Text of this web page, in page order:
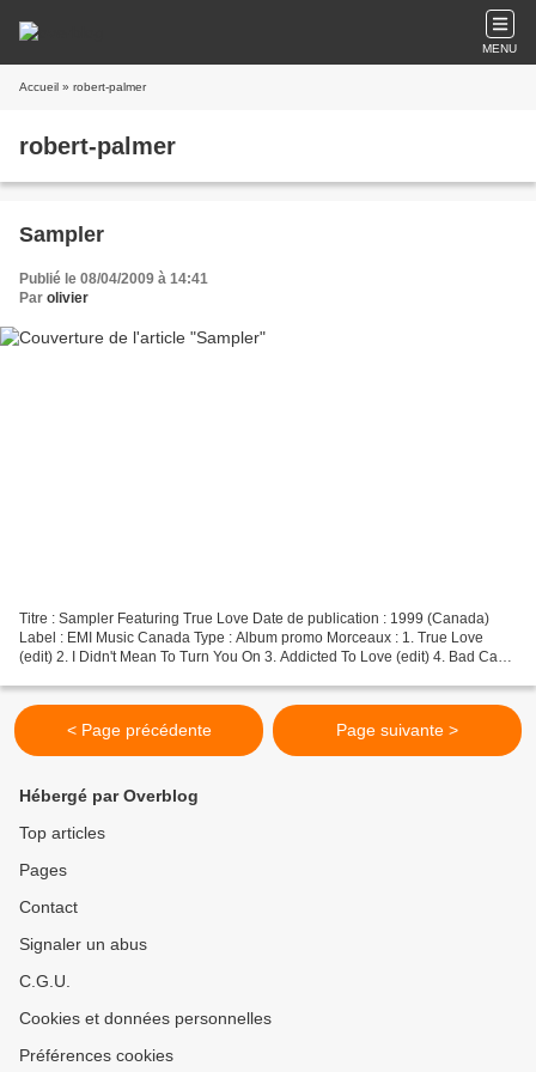
MENU
Accueil » robert-palmer
robert-palmer
Sampler
Publié le 08/04/2009 à 14:41
Par olivier
Titre : Sampler Featuring True Love Date de publication : 1999 (Canada)
Label : EMI Music Canada Type : Album promo Morceaux : 1. True Love
(edit) 2. I Didn't Mean To Turn You On 3. Addicted To Love (edit) 4. Bad Case
< Page précédente Page suivante >
Hébergé par Overblog
Top articles
Pages
Contact
Signaler un abus
C.G.U.
Cookies et données personnelles
Préférences cookies